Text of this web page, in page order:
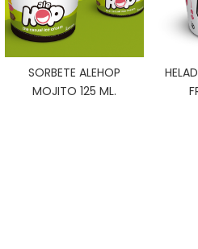
SORBETE ALEHOP
MOJITO 125 ML.